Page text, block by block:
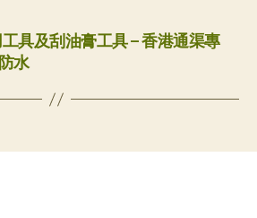
具及刮油膏工具 – 香港通渠專
水